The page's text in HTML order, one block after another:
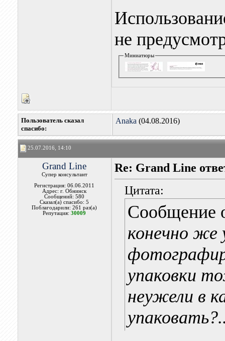
не
Миниатюры
Пользователь сказал
cпасибо:
Anaka (04.08.2016)
25.07.2016, 14:10
Grand Line
Супер консультант
Регистрация: 06.06.2011
Адрес: г. Обнинск
Сообщений: 580
Сказал(а) спасибо: 5
Поблагодарили: 261 раз(а)
Репутация:30009
Re: Grand Line
Цитата:
Сообщение
конечно же
упаковки
неужели в